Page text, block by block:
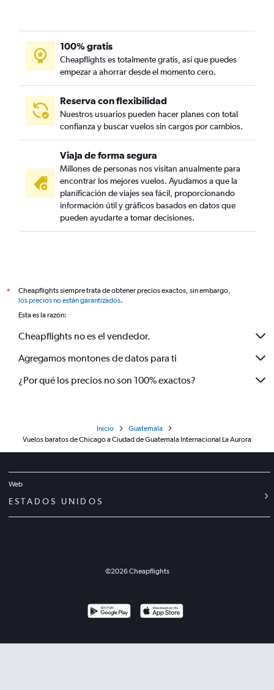
100% gratis
Cheapflights es totalmente gratis, así que puedes
empezar a ahorrar desde el momento cero.
Reserva con flexibilidad
Nuestros usuarios pueden hacer planes con total
confianza y buscar vuelos sin cargos por cambios.
Viaja de forma segura
Millones de personas nos visitan anualmente para
encontrar los mejores vuelos. Ayudamos a que la
planificación de viajes sea fácil, proporcionando
información útil y gráficos basados en datos que
pueden ayudarte a tomar decisiones.
*
Cheapflights siempre trata de obtener precios exactos, sin embargo,
los precios no están garantizados.
Esta es la razón:
Cheapflights no es el vendedor.
Agregamos montones de datos para ti
¿Por qué los precios no son 100% exactos?
Inicio
Guatemala
Vuelos baratos de Chicago a Ciudad de Guatemala Internacional La Aurora
Web
ESTADOS UNIDOS
©2026Cheapflights